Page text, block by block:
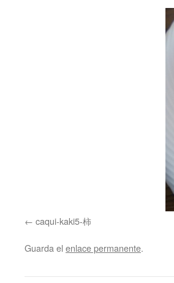
caqui-kaki5-柿
Guarda el enlace permanente.